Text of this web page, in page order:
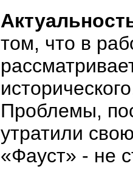
том, что в
Проблемы,
утратили
«Фауст» - не